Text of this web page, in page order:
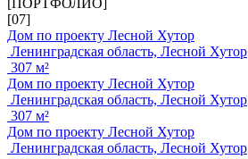
[ПОРТФОЛИО]
[07]
Дом по проекту Лесной Хутор
Ленинградская область, Лесной Хутор
307 м²
Дом по проекту Лесной Хутор
Ленинградская область, Лесной Хутор
307 м²
Дом по проекту Лесной Хутор
Ленинградская область, Лесной Хутор